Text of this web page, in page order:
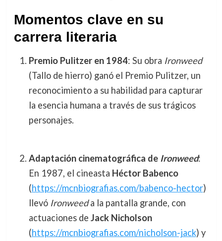
Momentos clave en su
carrera literaria
Premio Pulitzer en 1984: Su obra Ironweed
(Tallo de hierro) ganó el Premio Pulitzer, un
reconocimiento a su habilidad para capturar
la esencia humana a través de sus trágicos
personajes.
Adaptación cinematográfica de Ironweed:
En 1987, el cineasta Héctor Babenco
(https://mcnbiografias.com/babenco-hector)
llevó Ironweeda la pantalla grande, con
actuaciones de Jack Nicholson
(https://mcnbiografias.com/nicholson-jack) y